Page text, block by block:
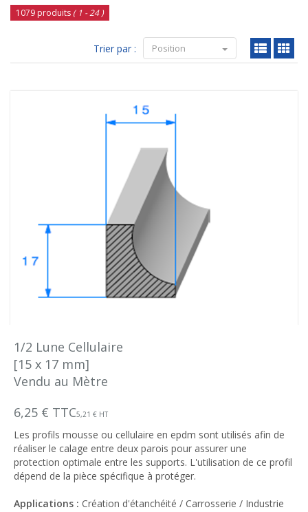
1079 produits ( 1 - 24 )
Trier par : Position
1/2 Lune Cellulaire
[15 x 17 mm]
Vendu au Mètre
6,25 € TTC5,21 € HT
Les profils mousse ou cellulaire en epdm sont utilisés afin de
réaliser le calage entre deux parois pour assurer une
protection optimale entre les supports. L'utilisation de ce profil
dépend de la pièce spécifique à protéger.
Applications : Création d'étanchéité / Carrosserie / Industrie